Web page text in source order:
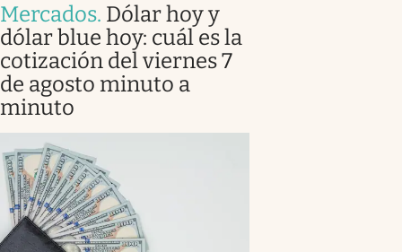
Mercados. Dólar hoy y
dólar blue hoy: cuál es la
cotización del viernes 7
de agosto minuto a
minuto